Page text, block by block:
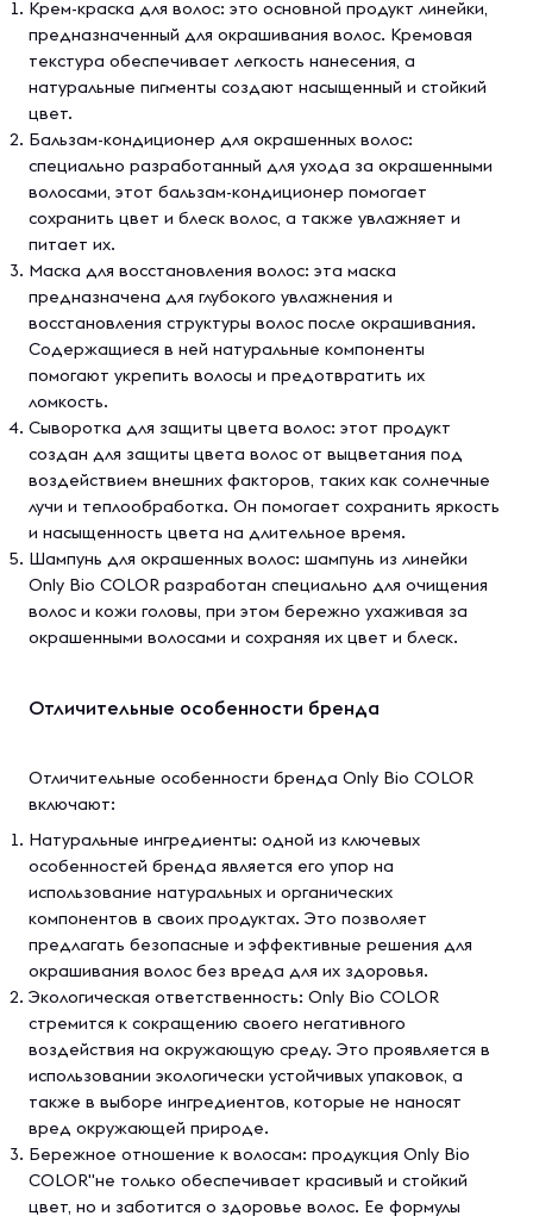
Крем-краска для волос: это основной продукт линейки,
предназначенный для окрашивания волос. Кремовая
текстура обеспечивает легкость нанесения, а
натуральные пигменты создают насыщенный и стойкий
цвет.
Бальзам-кондиционер для окрашенных волос:
специально разработанный для ухода за окрашенными
волосами, этот бальзам-кондиционер помогает
сохранить цвет и блеск волос, а также увлажняет и
питает их.
Маска для восстановления волос: эта маска
предназначена для глубокого увлажнения и
восстановления структуры волос после окрашивания.
Содержащиеся в ней натуральные компоненты
помогают укрепить волосы и предотвратить их
ломкость.
Сыворотка для защиты цвета волос: этот продукт
создан для защиты цвета волос от выцветания под
воздействием внешних факторов, таких как солнечные
лучи и теплообработка. Он помогает сохранить яркость
и насыщенность цвета на длительное время.
Шампунь для окрашенных волос: шампунь из линейки
Only Bio COLOR разработан специально для очищения
волос и кожи головы, при этом бережно ухаживая за
окрашенными волосами и сохраняя их цвет и блеск.
Отличительные особенности бренда
Отличительные особенности бренда Only Bio COLOR
включают:
Натуральные ингредиенты: одной из ключевых
особенностей бренда является его упор на
использование натуральных и органических
компонентов в своих продуктах. Это позволяет
предлагать безопасные и эффективные решения для
окрашивания волос без вреда для их здоровья.
Экологическая ответственность: Only Bio COLOR
стремится к сокращению своего негативного
воздействия на окружающую среду. Это проявляется в
использовании экологически устойчивых упаковок, а
также в выборе ингредиентов, которые не наносят
вред окружающей природе.
Бережное отношение к волосам: продукция Only Bio
COLOR"не только обеспечивает красивый и стойкий
цвет, но и заботится о здоровье волос. Ее формулы